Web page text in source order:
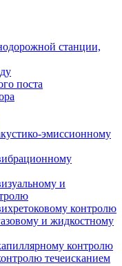
станции,
поста
эмиссионному
и
контролю
и жидкостному
контролю
течеисканием